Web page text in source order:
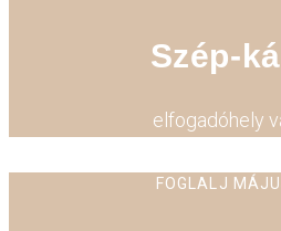
Szép-
elfogadóhely
FOGLALJ